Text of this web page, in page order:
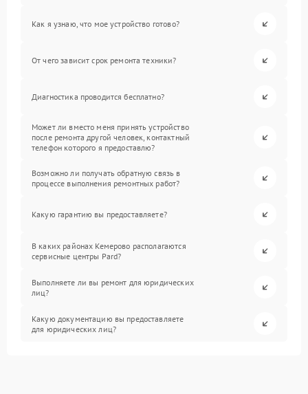
Как я узнаю, что мое устройство готово?
От чего зависит срок ремонта техники?
Диагностика проводится бесплатно?
Может ли вместо меня принять устройство
после ремонта другой человек, контактный
телефон которого я предоставлю?
Возможно ли получать обратную связь в
процессе выполнения ремонтных работ?
Какую гарантию вы предоставляете?
В каких районах Кемерово располагаются
сервисные центры Pard?
Выполняете ли вы ремонт для юридических
лиц?
Какую документацию вы предоставляете
для юридических лиц?